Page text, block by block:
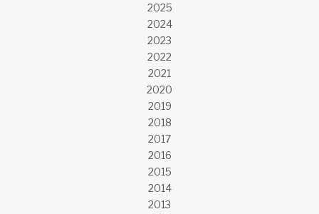
2025
2024
2023
2022
2021
2020
2019
2018
2017
2016
2015
2014
2013